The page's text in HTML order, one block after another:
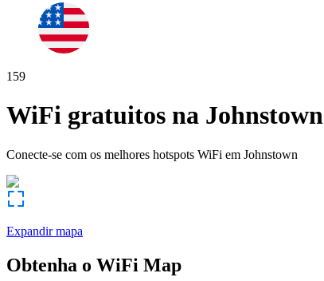
159
WiFi gratuitos na Johnstown
Conecte-se com os melhores hotspots WiFi em Johnstown
Expandir mapa
Obtenha o WiFi Map